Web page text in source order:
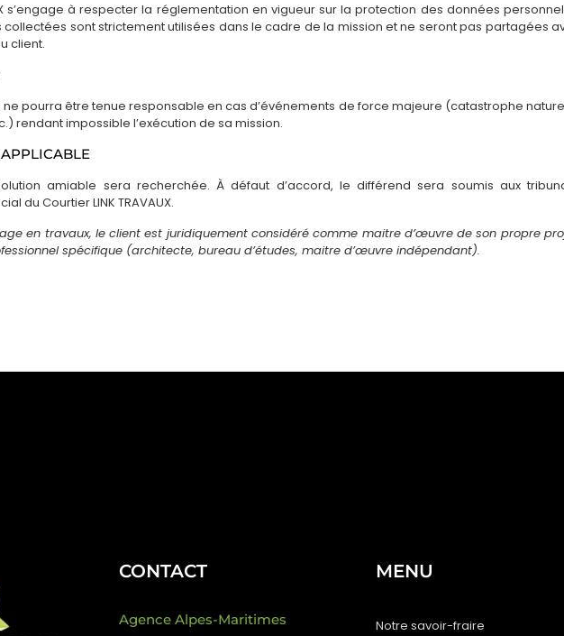
s’engage à respecter la réglementation en vigueur sur la protection des données
collectées sont strictement utilisées dans le cadre de la mission et ne seront pas partagées
client.
ne pourra être tenue responsable en cas d’événements de force majeure (catastrophe
rendant impossible l’exécution de sa mission.
APPLICABLE
amiable sera recherchée. À défaut d’accord, le différend sera soumis aux
du Courtier LINK TRAVAUX.
en travaux, le client est juridiquement considéré comme maitre d’œuvre de son propre
spécifique (architecte, bureau d’études, maitre d’œuvre indépendant).
CONTACT
Agence Alpes-Maritimes
MENU
Notre savoir-fraire